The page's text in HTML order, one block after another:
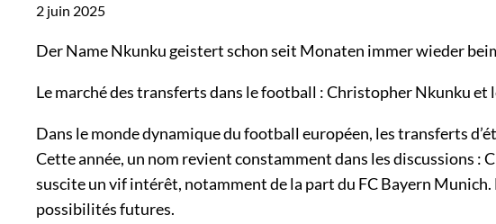
2 juin 2025
Der Name Nkunku geistert schon seit Monaten immer wieder
Le marché des transferts dans le football : Christopher Nkunku et
Dans le monde dynamique du football européen, les transferts
Cette année, un nom revient constamment dans les discussions
suscite un vif intérêt, notamment de la part du FC Bayern
possibilités futures.